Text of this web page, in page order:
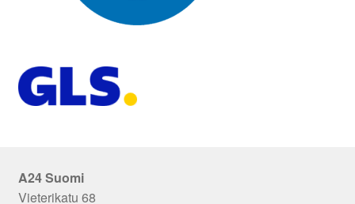
A24 Suomi
Vieterikatu 68